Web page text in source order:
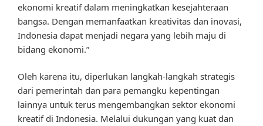
ekonomi kreatif dalam meningkatkan kesejahteraan
bangsa. Dengan memanfaatkan kreativitas dan inovasi,
Indonesia dapat menjadi negara yang lebih maju di
bidang ekonomi.”
Oleh karena itu, diperlukan langkah-langkah strategis
dari pemerintah dan para pemangku kepentingan
lainnya untuk terus mengembangkan sektor ekonomi
kreatif di Indonesia. Melalui dukungan yang kuat dan